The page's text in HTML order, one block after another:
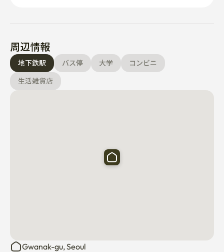
周辺情報
地下鉄駅 バス停 大学
コンビニ
生活雑貨店
Gwanak-gu, Seoul